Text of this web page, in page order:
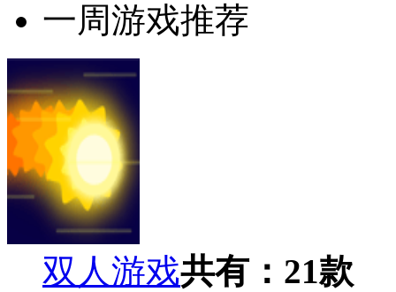
一周游戏推荐
双人游戏共有： 21款